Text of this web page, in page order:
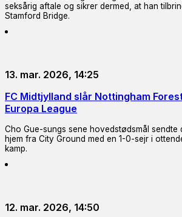
seksårig aftale og sikrer dermed, at han
Stamford Bridge.
13. mar. 2026, 14:25
FC Midtjylland slår Nottingham
Europa League
Cho Gue-sungs sene hovedstødsmål sendte
hjem fra City Ground med en 1-0-sejr i
kamp.
12. mar. 2026, 14:50